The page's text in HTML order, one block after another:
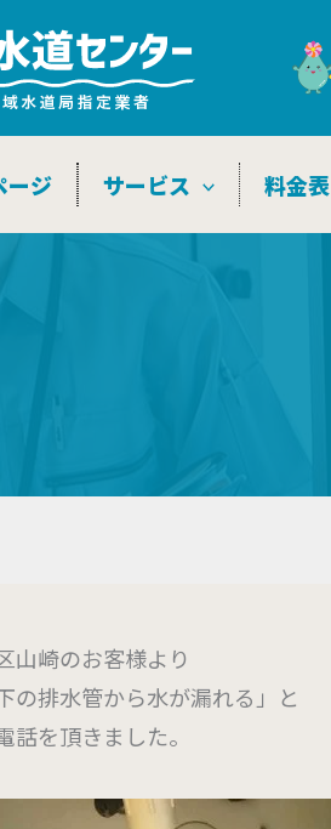
ージ サービス 料金表
山崎のお客様より
の排水管から水が漏れる」と
話を頂きました。